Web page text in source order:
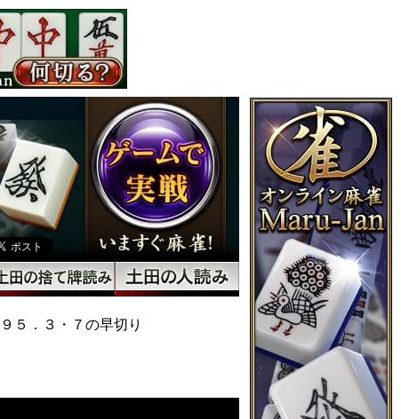
９５．３・７の早切り